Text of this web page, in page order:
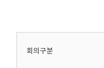
회
회의구분